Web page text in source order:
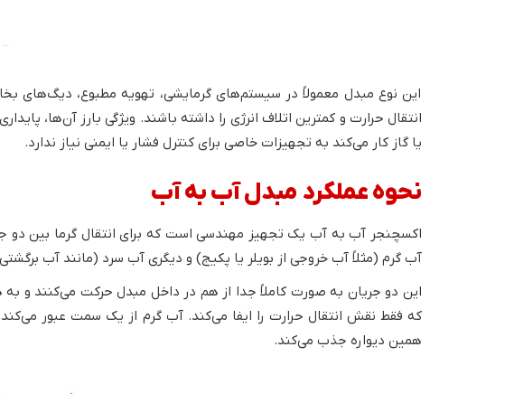
این نوع مبدل معمولاً در سیستم‌های گرمایشی، تهویه مطبوع، دیگ‌های
انتقال حرارت و کمترین اتلاف انرژی را داشته باشند. ویژگی بارز آن‌ها،
یا گاز کار می‌کند به تجهیزات خاصی برای کنترل فشار یا ایمنی نیاز ندارد.
نحوه عملکرد مبدل آب به آب
اکسچنجر آب به آب یک تجهیز مهندسی است که برای انتقال گرما بین دو
آب گرم (مثلاً آب خروجی از بویلر یا پکیج) و دیگری آب سرد (مانند آب
این دو جریان به صورت کاملاً جدا از هم در داخل مبدل حرکت می‌کنند و
که فقط نقش انتقال حرارت را ایفا می‌کند. آب گرم از یک سمت عبور
همین دیواره جذب می‌کند.